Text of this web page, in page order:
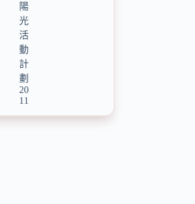
陽
光
活
動
計
劃
20
11